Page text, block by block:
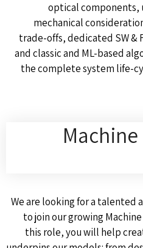
optical components,
mechanical
trade-offs, dedicated SW &
and classic and ML-based
the complete system life-
We are looking for a talented
to join our growing
this role, you will help